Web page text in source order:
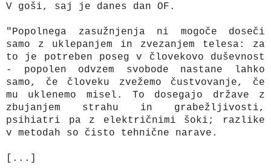
V goši, saj je danes dan OF.
"Popolnega zasužnjenja ni mogoče doseči
samo z uklepanjem in zvezanjem telesa: za
to je potreben poseg v človekovo duševnost
- popolen odvzem svobode nastane lahko
samo, če človeku zvežemo čustvovanje, če
mu uklenemo misel. To dosegajo države z
zbujanjem strahu in grabežljivosti,
psihiatri pa z električnimi šoki; razlike
v metodah so čisto tehnične narave.
[...]